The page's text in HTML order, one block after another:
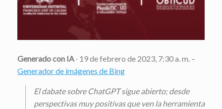
Generado con IA ∙ 19 de febrero de 2023, 7:30 a. m. –
Generador de imágenes de Bing
El dabate sobre ChatGPT sigue abierto; desde
perspectivas muy positivas que ven la herramienta